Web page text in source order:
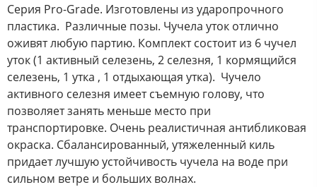
Серия Pro-Grade. Изготовлены из ударопрочного
пластика. Различные позы. Чучела уток отлично
оживят любую партию. Комплект состоит из 6 чучел
уток (1 активный селезень, 2 селезня, 1 кормящийся
селезень, 1 утка , 1 отдыхающая утка). Чучело
активного селезня имеет съемную голову, что
позволяет занять меньше место при
транспортировке. Очень реалистичная антибликовая
окраска. Сбалансированный, утяжеленный киль
придает лучшую устойчивость чучела на воде при
сильном ветре и больших волнах.